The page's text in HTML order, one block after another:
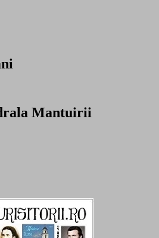
Mantuirii